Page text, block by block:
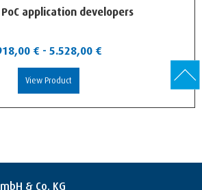
application developers
€ - 5.528,00 €
View Product
& Co. KG